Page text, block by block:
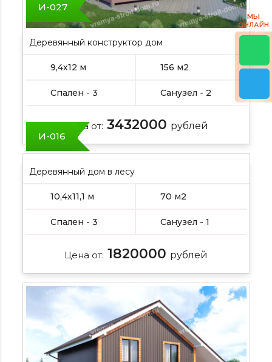
И-027
Деревянный конструктор дом
9,4х12 м 156 м2
Спален - 3 Санузел - 2
Цена от: 3432000 рублей
И-016
Деревянный дом в лесу
10,4х11,1 м 70 м2
Спален - 3 Санузел - 1
Цена от: 1820000 рублей
МЫ
ОНЛАЙН